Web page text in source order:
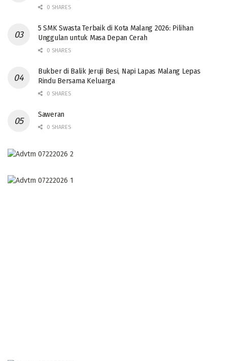
0 SHARES
5 SMK Swasta Terbaik di Kota Malang 2026: Pilihan
Unggulan untuk Masa Depan Cerah
0 SHARES
Bukber di Balik Jeruji Besi, Napi Lapas Malang Lepas
Rindu Bersama Keluarga
0 SHARES
Saweran
0 SHARES